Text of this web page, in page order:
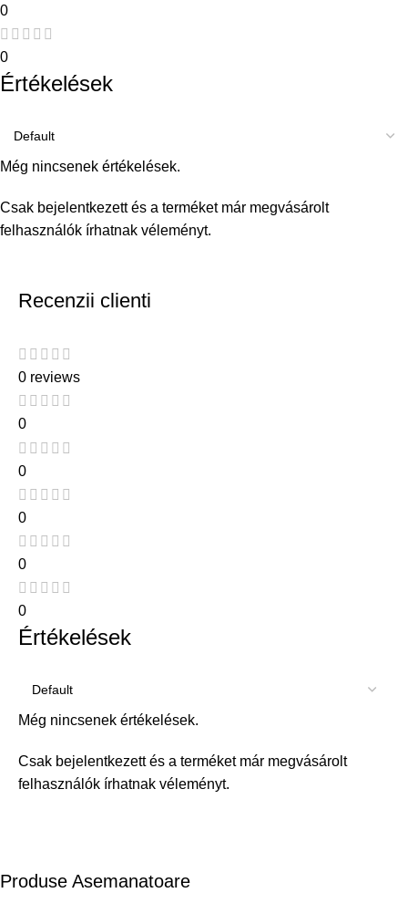
0
0
Értékelések
Még nincsenek értékelések.
Csak bejelentkezett és a terméket már megvásárolt
felhasználók írhatnak véleményt.
Recenzii clienti
0 reviews
0
0
0
0
0
Értékelések
Még nincsenek értékelések.
Csak bejelentkezett és a terméket már megvásárolt
felhasználók írhatnak véleményt.
Produse Asemanatoare